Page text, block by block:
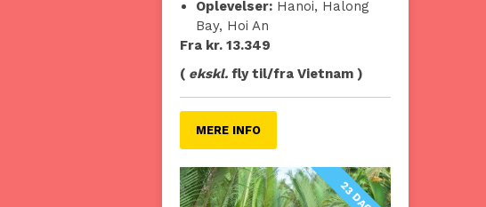
Oplevelser: Hanoi, Halong
Bay, Hoi An
Fra kr. 13.349
( ekskl.fly til/fra Vietnam )
MERE INFO